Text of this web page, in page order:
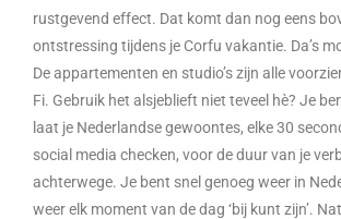
rustgevend effect. Dat komt dan nog eens
ontstressing tijdens je Corfu vakantie. Da’s
De appartementen en studio’s zijn alle
Fi. Gebruik het alsjeblieft niet teveel hè? Je
laat je Nederlandse gewoontes, elke 30
social media checken, voor de duur van je
achterwege. Je bent snel genoeg weer in
weer elk moment van de dag ‘bij kunt zijn’.